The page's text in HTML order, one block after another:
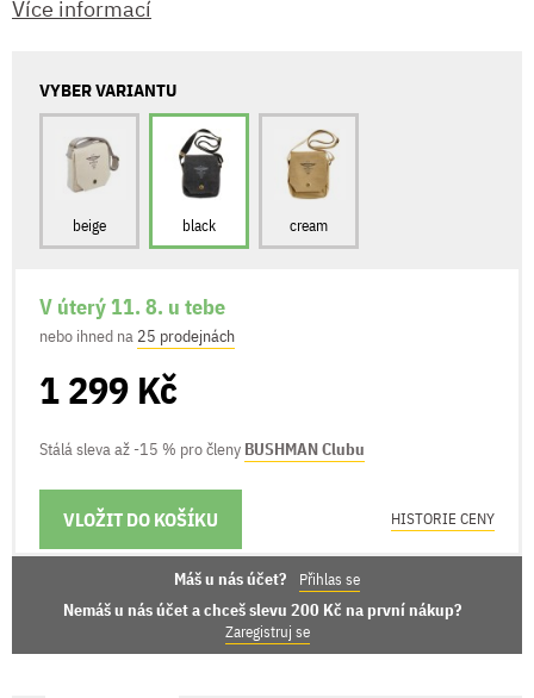
Více informací
VYBER VARIANTU
beige black cream
V úterý 11. 8. u tebe
nebo ihned na 25 prodejnách
1 299 Kč
Stálá sleva až -15 % pro členy BUSHMAN Clubu
VLOŽIT DO KOŠÍKU
MOŽNOSTI DORUČENÍ HISTORIE CENY
Máš u nás účet? Přihlas se
Nemáš u nás účet a chceš slevu 200 Kč na první nákup?
Zaregistruj se